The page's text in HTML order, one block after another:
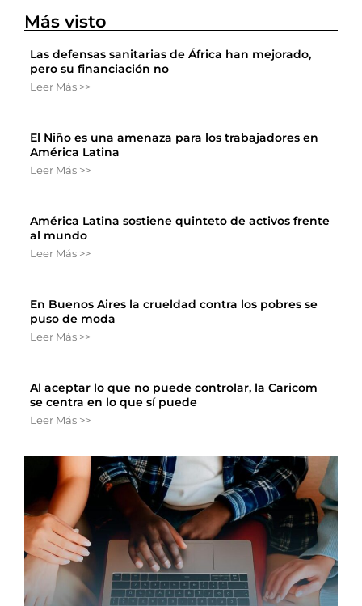
Más visto
Las defensas sanitarias de África han mejorado,
pero su financiación no
Leer Más >>
El Niño es una amenaza para los trabajadores en
América Latina
Leer Más >>
América Latina sostiene quinteto de activos frente
al mundo
Leer Más >>
En Buenos Aires la crueldad contra los pobres se
puso de moda
Leer Más >>
Al aceptar lo que no puede controlar, la Caricom
se centra en lo que sí puede
Leer Más >>